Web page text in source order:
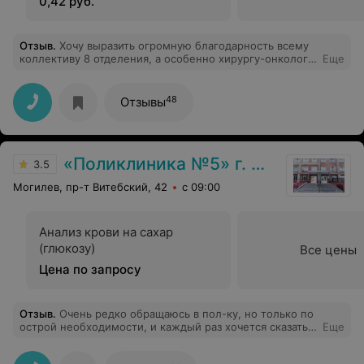
Отзыв. Хочу выразить огромную благодарность всему
коллективу 8 отделения, а особенно хирургу-онкологу
чуткость и понимающее отношение к пациентам!!!
Еще
Отзывы48
3.5 «Поликлиника №5» г. Могилев
Могилев, пр-т Витебский, 42 с 09:00
Анализ крови на сахар
(глюкозу)
Цена по запросу
Все цены
Отзыв. Очень редко обращаюсь в пол-ку, но только по
острой необходимости, и каждый раз хочется сказать,
отношение! 26.01.22 обратились с мужем в красную
Еще